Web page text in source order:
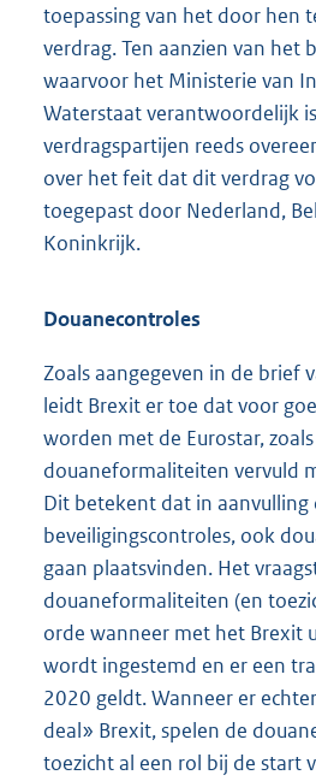
toepassing van het door hen
verdrag. Ten aanzien van het
waarvoor het Ministerie van
Waterstaat verantwoordelijk
verdragspartijen reeds
over het feit dat dit verdrag
toegepast door Nederland,
Koninkrijk.
Douanecontroles
Zoals aangegeven in de brief
leidt Brexit er toe dat voor
worden met de Eurostar,
douaneformaliteiten vervuld
Dit betekent dat in aanvulling
beveiligingscontroles, ook
gaan plaatsvinden. Het
douaneformaliteiten (en
orde wanneer met het Brexit
wordt ingestemd en er een
2020 geldt. Wanneer er
deal» Brexit, spelen de
toezicht al een rol bij de start